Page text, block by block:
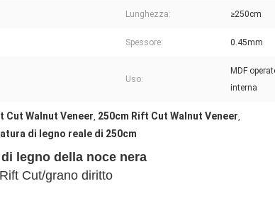
Lunghezza: ≥250cm
Spessore: 0.45mm
Uso:
MDF
interna
Cut Walnut Veneer, 250cm Rift Cut Walnut Veneer,
di legno reale di 250cm
legno della noce nera
Cut/grano diritto